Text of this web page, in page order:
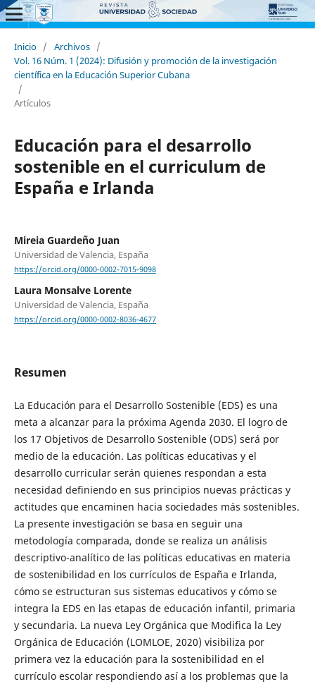
Inicio / Archivos /
Vol. 16 Núm. 1 (2024): Difusión y promoción de la investigación
científica en la Educación Superior Cubana
/
Artículos
Educación para el desarrollo
sostenible en el curriculum de
España e Irlanda
Mireia Guardeño Juan
Universidad de Valencia, España
https://orcid.org/0000-0002-7015-9098
Laura Monsalve Lorente
Universidad de Valencia, España
https://orcid.org/0000-0002-8036-4677
Resumen
La Educación para el Desarrollo Sostenible (EDS) es una
meta a alcanzar para la próxima Agenda 2030. El logro de
los 17 Objetivos de Desarrollo Sostenible (ODS) será por
medio de la educación. Las políticas educativas y el
desarrollo curricular serán quienes respondan a esta
necesidad definiendo en sus principios nuevas prácticas y
actitudes que encaminen hacia sociedades más sostenibles.
La presente investigación se basa en seguir una
metodología comparada, donde se realiza un análisis
descriptivo-analítico de las políticas educativas en materia
de sostenibilidad en los currículos de España e Irlanda,
cómo se estructuran sus sistemas educativos y cómo se
integra la EDS en las etapas de educación infantil, primaria
y secundaria. La nueva Ley Orgánica que Modifica la Ley
Orgánica de Educación (LOMLOE, 2020) visibiliza por
primera vez la educación para la sostenibilidad en el
currículo escolar respondiendo así a los problemas que la